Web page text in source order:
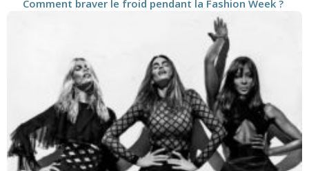
Comment braver le froid pendant la Fashion Week ?